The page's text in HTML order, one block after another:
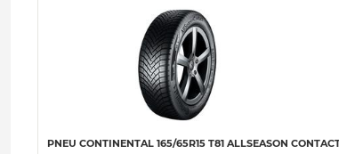
PNEU CONTINENTAL 165/65R15 T81 ALLSEASON